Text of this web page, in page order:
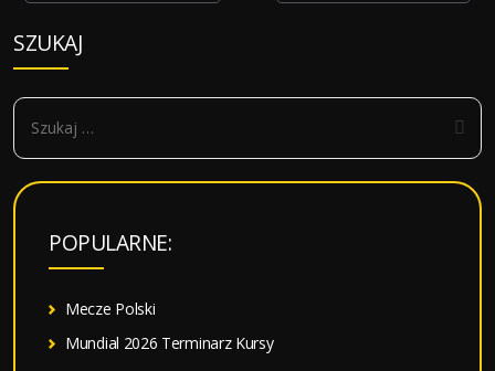
SZUKAJ
S
k
POPULARNE:
Mecze Polski
Mundial 2026 Terminarz Kursy